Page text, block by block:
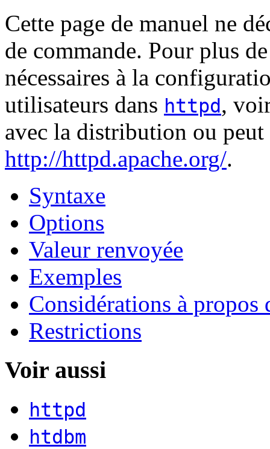
Cette page de manuel ne
de commande. Pour plus
nécessaires à la
utilisateurs dans httpd,
avec la distribution ou peut
http://httpd.apache.org/.
Syntaxe
Options
Valeur renvoyée
Exemples
Considérations à propos
Restrictions
Voir aussi
httpd
htdbm